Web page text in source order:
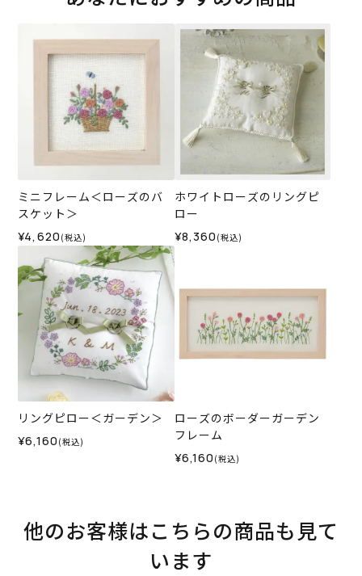
ミニフレーム＜ローズのバ
スケット＞
¥4,620 (税込)
ホワイトローズのリングピ
ロー
¥8,360 (税込)
リングピロー＜ガーデン＞
¥6,160 (税込)
ローズのボーダーガーデン
フレーム
¥6,160 (税込)
他のお客様はこちらの商品も見て
います